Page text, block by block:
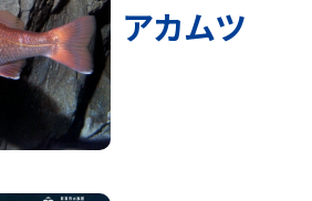
アカムツ